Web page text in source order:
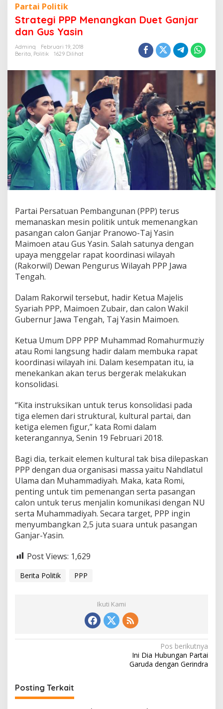
a
e
g
i
P
P
M
e
n
a
n
g
n
D
u
e
a
n
a
r
d
a
u
s
Y
a
i
n
Partai Politik
Strategi PPP Menangkan Duet Ganjar
dan Gus Yasin
Adminq
Februari 19, 2018
Berita, Politik 1629 Dilihat
Partai Persatuan Pembangunan (PPP) terus
memanaskan mesin politik untuk memenangkan
pasangan calon Ganjar Pranowo-Taj Yasin
Maimoen atau Gus Yasin. Salah satunya dengan
upaya menggelar rapat koordinasi wilayah
(Rakorwil) Dewan Pengurus Wilayah PPP Jawa
Tengah.
Dalam Rakorwil tersebut, hadir Ketua Majelis
Syariah PPP, Maimoen Zubair, dan calon Wakil
Gubernur Jawa Tengah, Taj Yasin Maimoen.
Ketua Umum DPP PPP Muhammad Romahurmuziy
atau Romi langsung hadir dalam membuka rapat
koordinasi wilayah ini. Dalam kesempatan itu, ia
menekankan akan terus bergerak melakukan
konsolidasi.
“Kita instruksikan untuk terus konsolidasi pada
tiga elemen dari struktural, kultural partai, dan
ketiga elemen figur,” kata Romi dalam
keterangannya, Senin 19 Februari 2018.
Bagi dia, terkait elemen kultural tak bisa dilepaskan
PPP dengan dua organisasi massa yaitu Nahdlatul
Ulama dan Muhammadiyah. Maka, kata Romi,
penting untuk tim pemenangan serta pasangan
calon untuk terus menjalin komunikasi dengan NU
serta Muhammadiyah. Secara target, PPP ingin
menyumbangkan 2,5 juta suara untuk pasangan
Ganjar-Yasin.
Post Views: 1,629
Berita Politik PPP
Ikuti Kami
i
g
Pos berikutnya
Ini Dia Hubungan Partai
Garuda dengan Gerindra
Posting Terkait